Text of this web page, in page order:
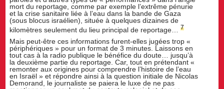
mort du reportage, comme par exemple l’extrême pénurie
et la crise sanitaire liée à l’eau dans la bande de Gaza
(sous blocus israélien), située à quelques dizaines de
kilomètres seulement du lieu principal de reportage…7
Mais peut-être ces informations furent-elles jugées trop «
périphériques » pour un format de 3 minutes. Laissons en
tout cas à la radio publique le bénéfice du doute… jusqu’à
la deuxième partie du reportage. Car, tout en prétendant «
remonter aux origines pour comprendre l’histoire de l’eau
en Israël » et répondre ainsi à la question initiale de Nicolas
Demorand, le journaliste se paiera le luxe de ne pas